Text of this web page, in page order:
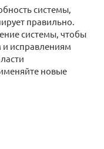
системы,
правильно.
системы, чтобы
и исправлениям
новые